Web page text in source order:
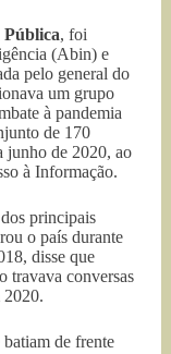
Pública, foi
(Abin) e
pelo general do
um grupo
à pandemia
de 170
junho de 2020, ao
à Informação.
principais
o país durante
disse que
travava conversas
2020.
de frente